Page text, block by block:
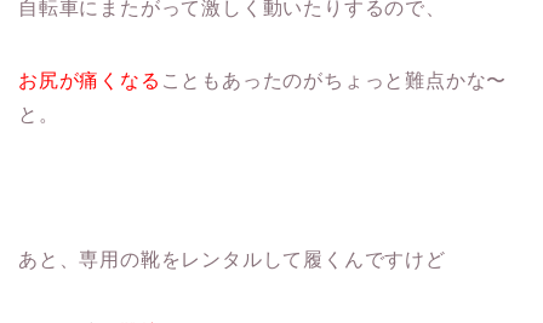
自転車にまたがって激しく動いたりするので、
お尻が痛くなる こともあったのがちょっと難点かな〜
と。
あと、専用の靴をレンタルして履くんですけど